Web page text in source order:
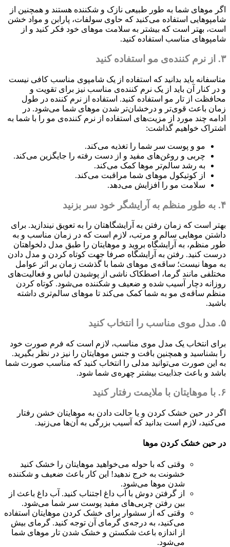
اگر موهای شما به طور طبیعی نازک و شکننده هستند و همچنین از
شامپوهایی استفاده می‌کنید که حاوی سولفات، پارابن و مواد خشن
است، بهتر است که بیشتر به سلامت موهای خود فکر کنید و از
شامپوهای مناسب استفاده کنید.
۳. از نرم کننده‌ی مو استفاده کنید
متاسفانه باید بدانید که استفاده از یک شامپوی مناسب کافی نیست
و در کنار آن باید از یک نرم کننده‌ی مناسب نیز برای تقویت و
محافظت از تار مو استفاده کنید. استفاده از نرم کننده‌ در طول
زمان باعث قوی‌تر و درخشان‌تر شدن موهای شما می‌شود. در
ادامه چند مورد از مزیت‌های استفاده از نرم کننده‌ی مو را با شما به
اشتراک خواهیم گذاشت:
مو و پوست سر شما را تغذیه می‌کند.
چربی و روغن‌های مفید و از دست رفته را جایگزین می‌کند.
به رشد سالم‌تر موها کمک می‌کند.
از کوتیکول موهای شما مراقبت می‌کند.
سلامت مو را افزایش می‌دهد.
۴. به طور منظم به آرایشگر خود سر بزنید
بهتر است که زمان رفتن به آرایشگاهتان را به تعویق نیندازید. برای
داشتن موهایی سالم و مرتب، لازم است که در زمان مناسب و به
طور منظم، به آرایشگاه بروید و موهایتان را طبق مدل دلخواهتان
درست کنید. رفتن به آرایشگاه صرفا جهت کوتاه کردن و مدل دادن
به موها نیست؛ ساقه‌ی موهای شما با گذشت زمان بر اثر عوامل
مختلفی مانند گرما، اصطکاک ناشی از پوشیدن لباس و فعالیت‌های
روزانه دچار آسیب شده و ضعیف و شکننده می‌شود. کوتاه کردن
منظم ساقه‌ی مو به شما کمک می‌کند تا موهای سالم‌تری داشته
باشید.
۵. مدل موی مناسب را انتخاب کنید
برای انتخاب یک مدل موی مناسب، لازم است که فرم صورت خود
را بشناسید و همچنین بافت و جنس موهایتان را نیز در نظر بگیرید.
به این صورت می‌توانید مدلی را انتخاب کنید که مناسب صورت شما
باشد و باعث جذابیت بیشتر چهره‌ی شما شود.
۶. با موهایتان با ملایمت رفتار کنید
اگر در حین خشک کردن و یا حالت دادن به موهایتان خشن رفتار
می‌کنید، لازم است بدانید که آسیب بزرگی به آن‌ها می‌زنید.
در حین خشک کردن موها
وقتی که با حوله می‌خواهید موهایتان را خشک کنید
خشونت به خرج ندهید! این کار باعث ضعیف و شکننده
شدن موها می‌شود.
از گرفتن دوش با آب داغ اجتناب کنید. آب داغ باعث از
بین رفتن چربی‌های مفید پوست سر شما می‌شود.
وقتی که از سشوار برای خشک کردن موهایتان استفاده
می‌کنید، به درجه‌ی گرمای آن توجه کنید. گرمای بیش
از اندازه باعث شکستن و خشک شدن تار موهای شما
می‌شود.